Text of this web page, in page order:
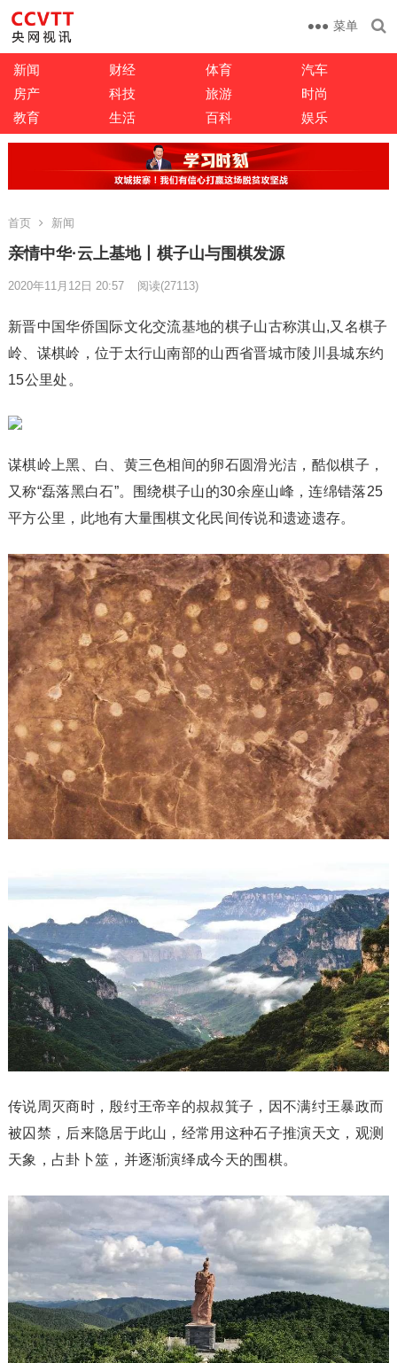
菜单
新闻 财经 体育
汽车
房产
科技 旅游
时尚
教育
生活 百科 娱乐
首页 新闻
亲情中华·云上基地丨棋子山与围棋发源
2020年11月12日 20:57 阅读(27113)
新晋中国华侨国际文化交流基地的棋子山古称淇山,又名棋子
岭、谋棋岭，位于太行山南部的山西省晋城市陵川县城东约
15公里处。
谋棋岭上黑、白、黄三色相间的卵石圆滑光洁，酷似棋子，
又称“磊落黑白石”。围绕棋子山的30余座山峰，连绵错落25
平方公里，此地有大量围棋文化民间传说和遗迹遗存。
传说周灭商时，殷纣王帝辛的叔叔箕子，因不满纣王暴政而
被囚禁，后来隐居于此山，经常用这种石子推演天文，观测
天象，占卦卜筮，并逐渐演绎成今天的围棋。